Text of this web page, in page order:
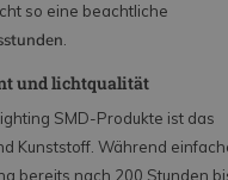
so eine beachtliche
.
und lichtqualität
SMD-Produkte ist das
Kunststoff. Während
bereits nach 200 Stunden